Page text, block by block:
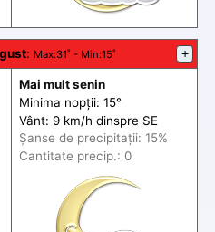
: Max:31˚ - Min:15˚ +
Mai mult senin
Minima nopții: 15°
Vânt: 9 km/h dinspre SE
Șanse de precipitații: 15%
Cantitate precip.: 0